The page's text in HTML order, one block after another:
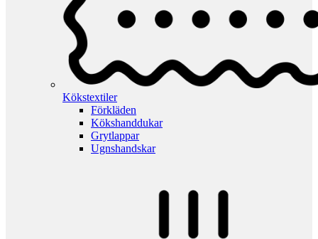
Kökstextiler
Förkläden
Kökshanddukar
Grytlappar
Ugnshandskar